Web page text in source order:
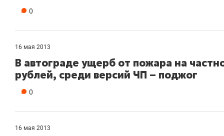
0
16 мая 2013
В автограде ущерб от пожара на
рублей, среди версий ЧП – поджог
0
16 мая 2013